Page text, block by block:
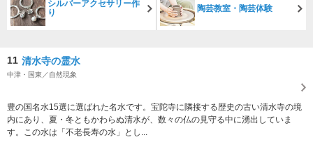
シルバーアクセサリー作
り
陶芸教室・陶芸体験
11 清水寺の霊水
中津・国東／自然現象
豊の国名水15選に選ばれた名水です。宝陀寺に隣接する歴史の古い清水寺の境
内にあり、夏・冬ともかわらぬ清水が、数々の仏の見守る中に湧出していま
す。この水は「不老長寿の水」とし...